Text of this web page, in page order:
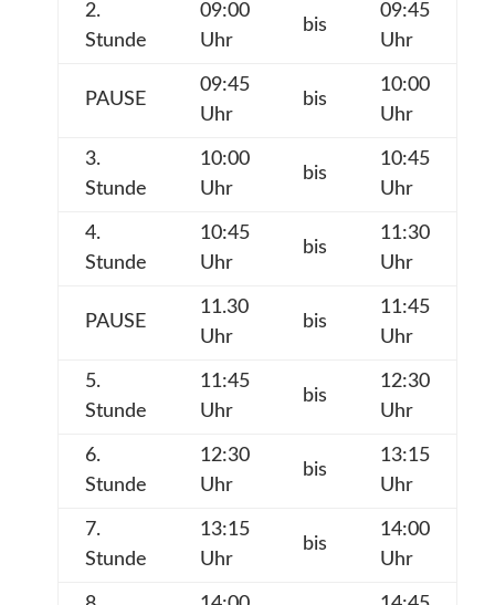
2.
Stunde
09:00
Uhr
bis
09:45
Uhr
PAUSE
09:45
Uhr
bis
10:00
Uhr
3.
Stunde
10:00
Uhr
bis
10:45
Uhr
4.
Stunde
10:45
Uhr
bis
11:30
Uhr
PAUSE
11.30
Uhr
bis
11:45
Uhr
5.
Stunde
11:45
Uhr
bis
12:30
Uhr
6.
Stunde
12:30
Uhr
bis
13:15
Uhr
7.
Stunde
13:15
Uhr
bis
14:00
Uhr